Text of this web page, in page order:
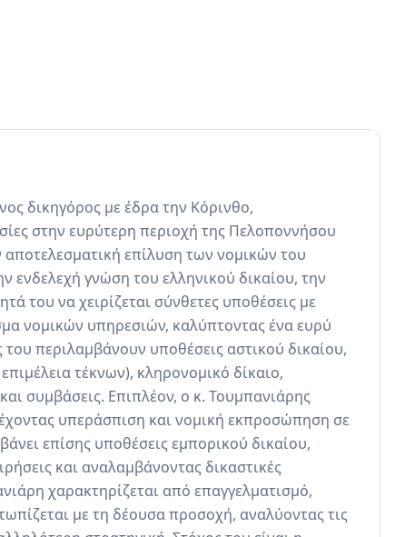
δικηγόρος με έδρα την Κόρινθο,
στην ευρύτερη περιοχή της Πελοποννήσου
επίλυση των νομικών του
ενδελεχή γνώση του ελληνικού δικαίου, την
του να χειρίζεται σύνθετες υποθέσεις με
νομικών υπηρεσιών, καλύπτοντας ένα ευρύ
περιλαμβάνουν υποθέσεις αστικού δικαίου,
τέκνων), κληρονομικό δίκαιο,
συμβάσεις. Επιπλέον, ο κ. Τουμπανιάρης
υπεράσπιση και νομική εκπροσώπηση σε
επίσης υποθέσεις εμπορικού δικαίου,
και αναλαμβάνοντας δικαστικές
χαρακτηρίζεται από επαγγελματισμό,
με τη δέουσα προσοχή, αναλύοντας τις